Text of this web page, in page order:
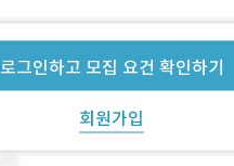
로그인하고 모집 요건 확인하기
회원가입